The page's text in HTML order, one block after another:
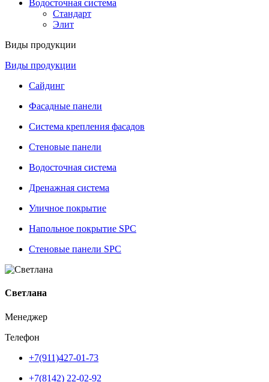
Водосточная система
Стандарт
Элит
Виды продукции
Виды продукции
Сайдинг
Фасадные панели
Система крепления фасадов
Стеновые панели
Водосточная система
Дренажная система
Уличное покрытие
Напольное покрытие SPC
Стеновые панели SPC
Светлана
Менеджер
Телефон
+7(911)427-01-73
+7(8142) 22-02-92